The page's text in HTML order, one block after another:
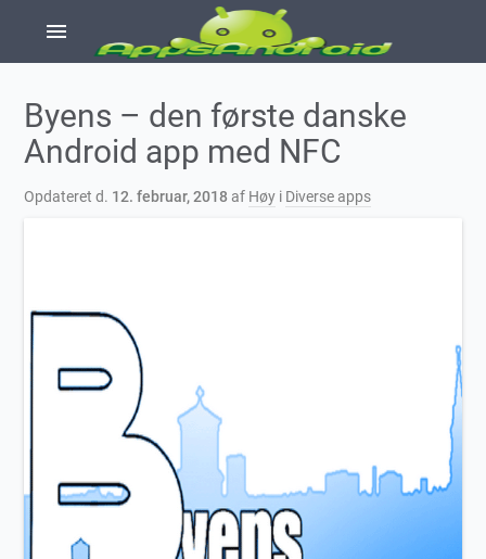
menu
Byens – den første danske
Android app med NFC
Opdateret d. 12. februar, 2018 af Høy i Diverse apps